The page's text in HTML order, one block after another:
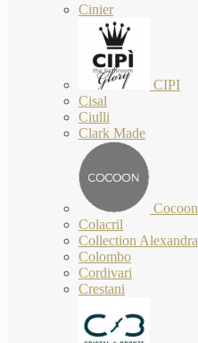
Cinier
CIPI
Cisal
Ciulli
Clark Made
Cocoon
Colacril
Collection Alexandra
Colombo
Cordivari
Crestani